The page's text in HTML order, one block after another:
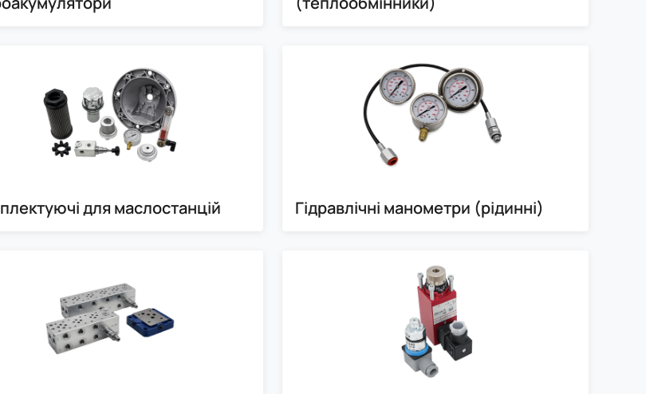
для маслостанцій Гідравлічні манометри (рідинні)